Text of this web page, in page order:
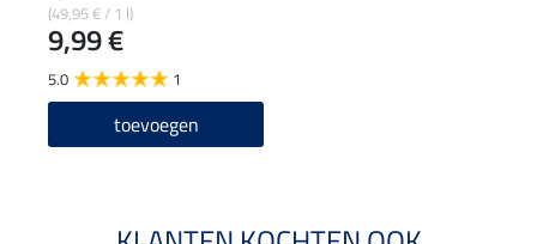
(49,95 € / 1 l)
9,99 €
5.0 1
toevoegen